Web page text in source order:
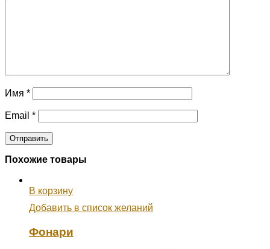
Имя *
Email *
Похожие товары
В корзину
Добавить в список желаний
Фонари